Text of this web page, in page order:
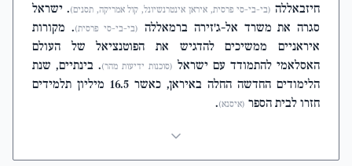
חיזבאללה (בי-בי-סי פרסית, איראן אינטרנשיונל, קול אמריקה, תסנים). ישראל
סגרה את משרד אל-ג'זירה ברמאללה (בי-בי-סי פרסית). מקורות
איראניים ממשיכים להדגיש את הפוטנציאל של העולם
האסלאמי להתמודד עם ישראל (סוכנות ידיעות מהר). בינתיים, שנת
הלימודים החדשה החלה באיראן, כאשר 16.5 מיליון תלמידים
חזרו לבית הספר (איסנא).